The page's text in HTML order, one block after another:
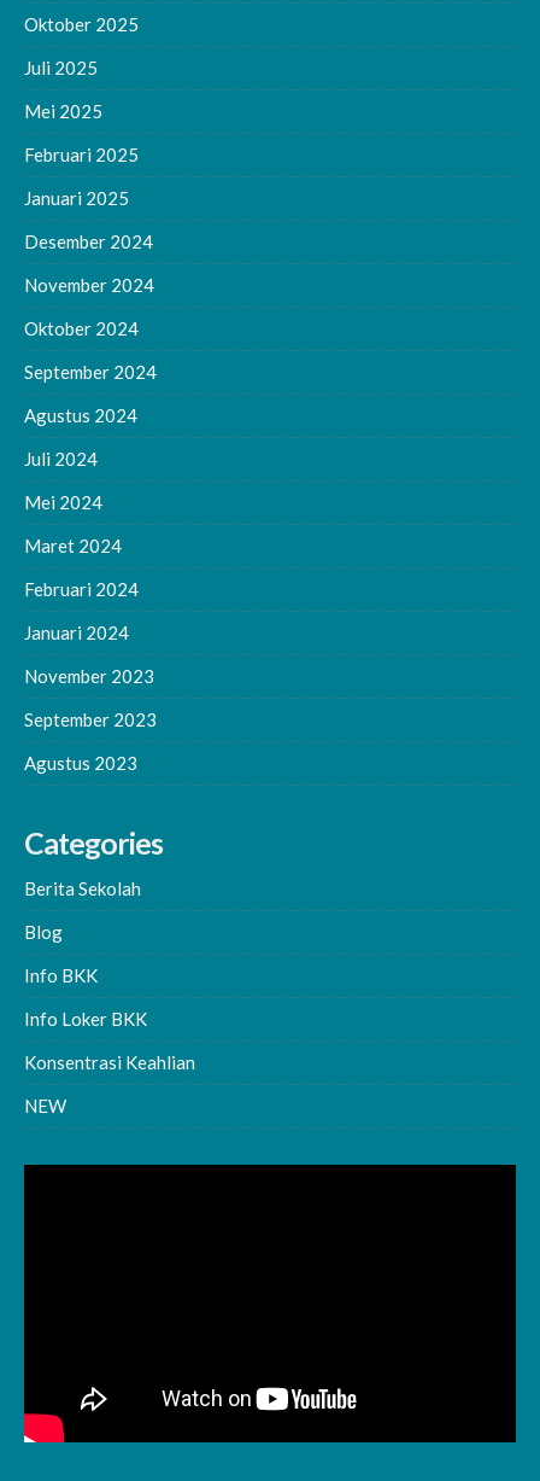
Oktober 2025
Juli 2025
Mei 2025
Februari 2025
Januari 2025
Desember 2024
November 2024
Oktober 2024
September 2024
Agustus 2024
Juli 2024
Mei 2024
Maret 2024
Februari 2024
Januari 2024
November 2023
September 2023
Agustus 2023
Categories
Berita Sekolah
Blog
Info BKK
Info Loker BKK
Konsentrasi Keahlian
NEW